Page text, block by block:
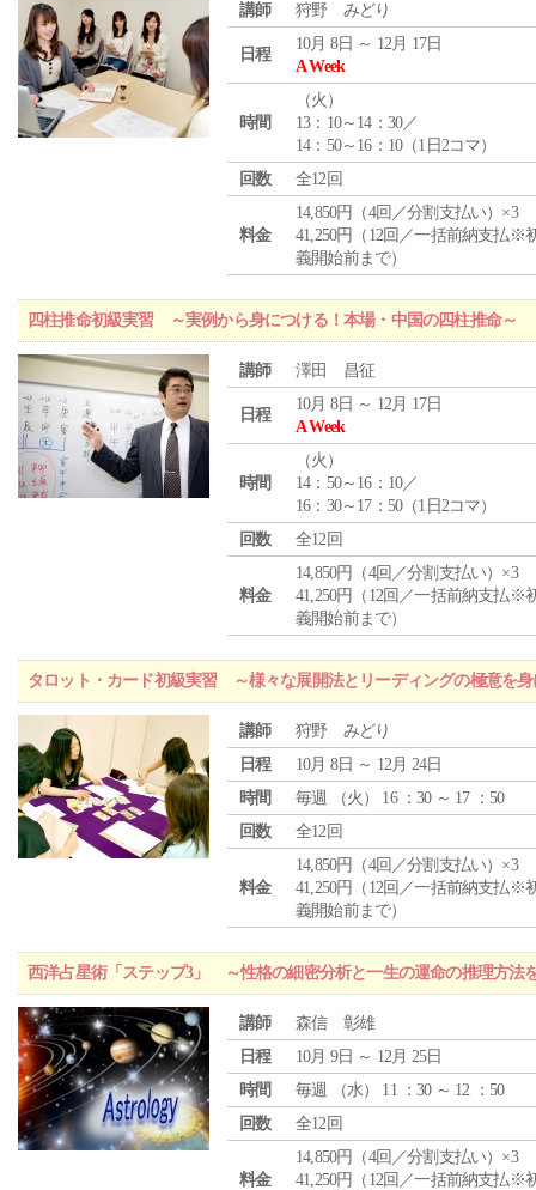
講師 狩野 みどり
日程
10月 8日 ～ 12月 17日
A Week
時間
（火 ）
13：10～14：30／
14：50～16：10（1日2コマ）
回数
全12回
料金
14,850円（4回／分割支払い）×3
41,250円（12回／一括前納支払※
義開始前まで）
四柱推命初級実習 ～実例から身につける！本場・中国の四柱推命～
講師 澤田 昌征
日程
10月 8日 ～ 12月 17日
A Week
時間
（火 ）
14：50～16：10／
16：30～17：50（1日2コマ）
回数
全12回
料金
14,850円（4回／分割支払い）×3
41,250円（12回／一括前納支払※
義開始前まで）
タロット・カード初級実習 ～様々な展開法とリーディングの極意を身
講師
狩野 みどり
日程
10月 8日 ～ 12月 24日
時間
毎週 （火 ） 16 ：30 ～ 17 ：50
回数
全12回
料金
14,850円（4回／分割支払い）×3
41,250円（12回／一括前納支払※
義開始前まで）
西洋占星術「ステップ3」 ～性格の細密分析と一生の運命の推理方法
講師
森信 彰雄
日程
10月 9日 ～ 12月 25日
時間
毎週 （水） 11 ：30 ～ 12 ：50
回数
全12回
料金
14,850円（4回／分割支払い）×3
41,250円（12回／一括前納支払※